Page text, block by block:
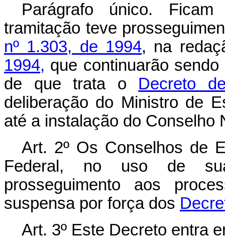
Parágrafo único.
tramitação teve
nº 1.303, de 1994, na
1994, que continuarão
de que trata o Decreto
deliberação do Ministro de
até a instalação do Conselho
Art. 2º Os Conselhos de
Federal, no uso de
prosseguimento aos
suspensa por força dos
Art. 3º Este Decreto entra